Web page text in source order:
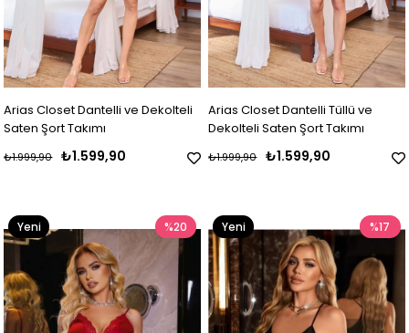
Arias Closet Dantelli ve Dekolteli
Saten Şort Takımı
₺1.599,90
₺1.999,90
Arias Closet Dantelli Tüllü ve
Dekolteli Saten Şort Takımı
₺1.599,90
₺1.999,90
%20
Yeni
Ürün
%17
Yeni
Ürün